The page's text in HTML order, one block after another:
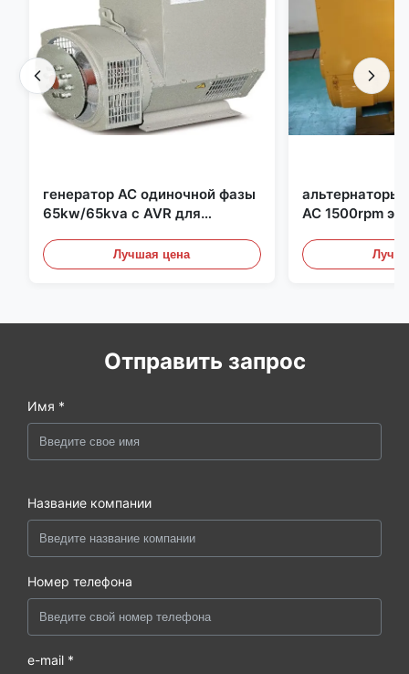
генератор AC одиночной фазы
65kw/65kva с AVR для
Лучшая цена
AC 1500rpm
Cummins
Отправить запрос
Имя *
Название компании
Номер телефона
e-mail *